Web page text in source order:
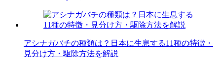
アシナガバチの種類は？日本に生息する11種の特徴・
見分け方・駆除方法を解説